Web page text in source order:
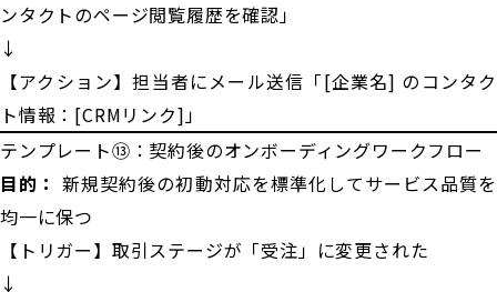
ンタクトのページ閲覧履歴を確認」
↓
【アクション】担当者にメール送信「[企業名] のコンタク
ト情報：[CRMリンク]」
テンプレート⑬：契約後のオンボーディングワークフロー
目的： 新規契約後の初動対応を標準化してサービス品質を
均一に保つ
【トリガー】取引ステージが「受注」に変更された
↓